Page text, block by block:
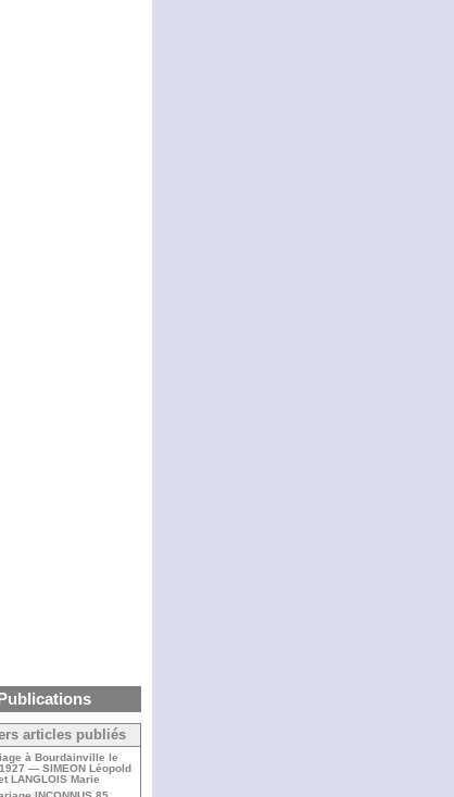
articles publiés
à Bourdainville le
— SIMEON Léopold
LANGLOIS Marie